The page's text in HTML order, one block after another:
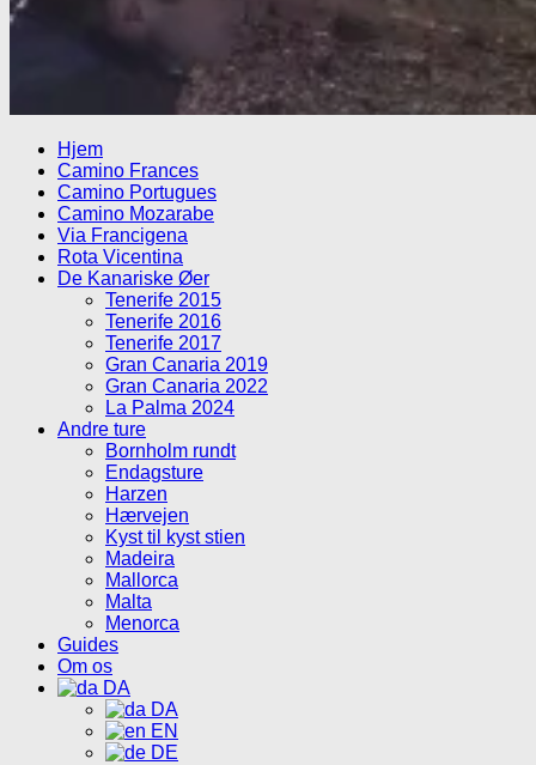
Hjem
Camino Frances
Camino Portugues
Camino Mozarabe
Via Francigena
Rota Vicentina
De Kanariske Øer
Tenerife 2015
Tenerife 2016
Tenerife 2017
Gran Canaria 2019
Gran Canaria 2022
La Palma 2024
Andre ture
Bornholm rundt
Endagsture
Harzen
Hærvejen
Kyst til kyst stien
Madeira
Mallorca
Malta
Menorca
Guides
Om os
DA
DA
EN
DE